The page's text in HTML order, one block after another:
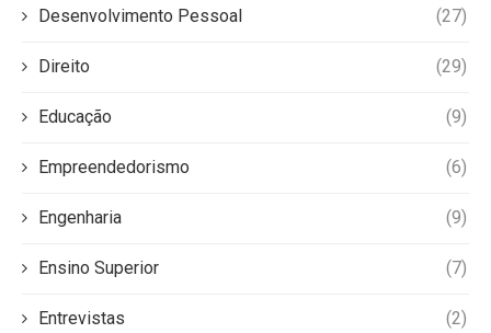
Desenvolvimento Pessoal (27)
Direito (29)
Educação (9)
Empreendedorismo (6)
Engenharia (9)
Ensino Superior (7)
Entrevistas (2)